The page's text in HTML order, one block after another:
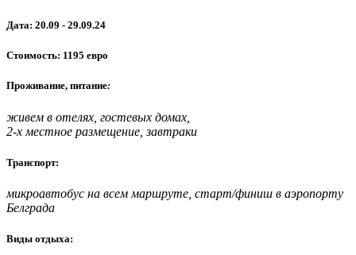
Дата: 20.09 - 29.09.24
Стоимость: 1195 евро
Проживание, питание:
живем в отелях, гостевых домах,
2-х местное размещение, завтраки
Транспорт:
микроавтобус на всем маршруте, старт/финиш в аэропорту
Белграда
Виды отдыха: